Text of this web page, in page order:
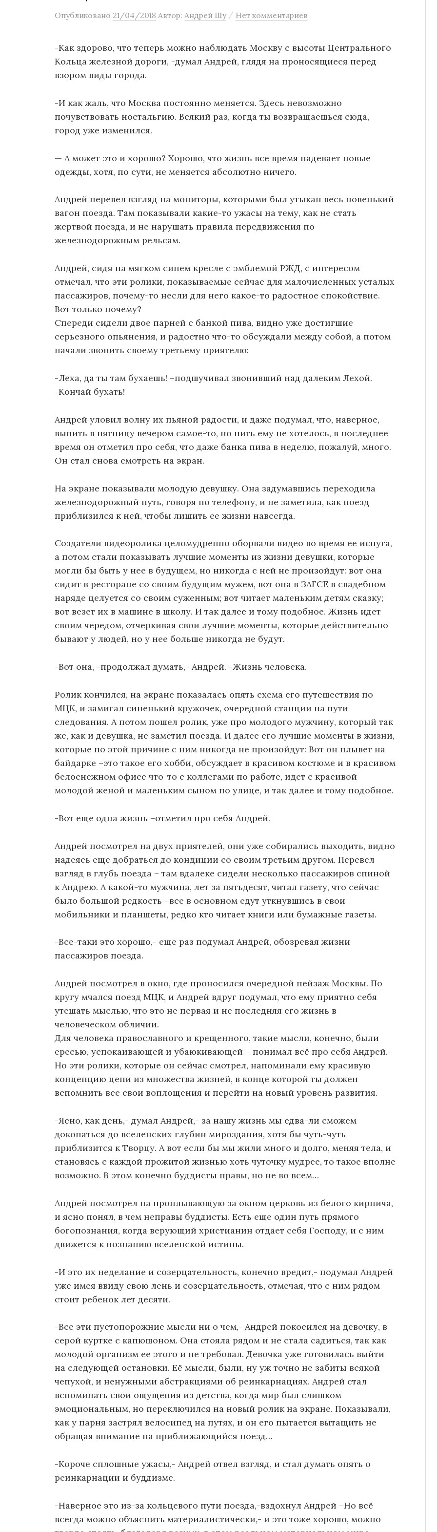
Опубликовано 21/04/2018 Автор: Андрей Шу / Нет комментариев
-Как здорово, что теперь можно наблюдать Москву с высоты Центрального
Кольца железной дороги, -думал Андрей, глядя на проносящиеся перед
взором виды города.
-И как жаль, что Москва постоянно меняется. Здесь невозможно
почувствовать ностальгию. Всякий раз, когда ты возвращаешься сюда,
город уже изменился.
— А может это и хорошо? Хорошо, что жизнь все время надевает новые
одежды, хотя, по сути, не меняется абсолютно ничего.
Андрей перевел взгляд на мониторы, которыми был утыкан весь новенький
вагон поезда. Там показывали какие-то ужасы на тему, как не стать
жертвой поезда, и не нарушать правила передвижения по
железнодорожным рельсам.
Андрей, сидя на мягком синем кресле с эмблемой РЖД, с интересом
отмечал, что эти ролики, показываемые сейчас для малочисленных усталых
пассажиров, почему-то несли для него какое-то радостное спокойствие.
Вот только почему?
Спереди сидели двое парней с банкой пива, видно уже достигшие
серьезного опьянения, и радостно что-то обсуждали между собой, а потом
начали звонить своему третьему приятелю:
-Леха, да ты там бухаешь! –подшучивал звонивший над далеким Лехой.
-Кончай бухать!
Андрей уловил волну их пьяной радости, и даже подумал, что, наверное,
выпить в пятницу вечером самое-то, но пить ему не хотелось, в последнее
время он отметил про себя, что даже банка пива в неделю, пожалуй, много.
Он стал снова смотреть на экран.
На экране показывали молодую девушку. Она задумавшись переходила
железнодорожный путь, говоря по телефону, и не заметила, как поезд
приблизился к ней, чтобы лишить ее жизни навсегда.
Создатели видеоролика целомудренно оборвали видео во время ее испуга,
а потом стали показывать лучшие моменты из жизни девушки, которые
могли бы быть у нее в будущем, но никогда с ней не произойдут: вот она
сидит в ресторане со своим будущим мужем, вот она в ЗАГСЕ в свадебном
наряде целуется со своим суженным; вот читает маленьким детям сказку;
вот везет их в машине в школу. И так далее и тому подобное. Жизнь идет
своим чередом, отчеркивая свои лучшие моменты, которые действительно
бывают у людей, но у нее больше никогда не будут.
-Вот она, -продолжал думать,- Андрей. -Жизнь человека.
Ролик кончился, на экране показалась опять схема его путешествия по
МЦК, и замигал синенький кружочек, очередной станции на пути
следования. А потом пошел ролик, уже про молодого мужчину, который так
же, как и девушка, не заметил поезда. И далее его лучшие моменты в жизни,
которые по этой причине с ним никогда не произойдут: Вот он плывет на
байдарке –это такое его хобби, обсуждает в красивом костюме и в красивом
белоснежном офисе что-то с коллегами по работе, идет с красивой
молодой женой и маленьким сыном по улице, и так далее и тому подобное.
-Вот еще одна жизнь –отметил про себя Андрей.
Андрей посмотрел на двух приятелей, они уже собирались выходить, видно
надеясь еще добраться до кондиции со своим третьим другом. Перевел
взгляд в глубь поезда – там вдалеке сидели несколько пассажиров спиной
к Андрею. А какой-то мужчина, лет за пятьдесят, читал газету, что сейчас
было большой редкость –все в основном едут уткнувшись в свои
мобильники и планшеты, редко кто читает книги или бумажные газеты.
-Все-таки это хорошо,- еще раз подумал Андрей, обозревая жизни
пассажиров поезда.
Андрей посмотрел в окно, где проносился очередной пейзаж Москвы. По
кругу мчался поезд МЦК, и Андрей вдруг подумал, что ему приятно себя
утешать мыслью, что это не первая и не последняя его жизнь в
человеческом обличии.
Для человека православного и крещенного, такие мысли, конечно, были
ересью, успокаивающей и убаюкивающей – понимал всё про себя Андрей.
Но эти ролики, которые он сейчас смотрел, напоминали ему красивую
концепцию цепи из множества жизней, в конце которой ты должен
вспомнить все свои воплощения и перейти на новый уровень развития.
-Ясно, как день,- думал Андрей,- за нашу жизнь мы едва-ли сможем
докопаться до вселенских глубин мироздания, хотя бы чуть-чуть
приблизится к Творцу. А вот если бы мы жили много и долго, меняя тела, и
становясь с каждой прожитой жизнью хоть чуточку мудрее, то такое вполне
возможно. В этом конечно буддисты правы, но не во всем…
Андрей посмотрел на проплывающую за окном церковь из белого кирпича,
и ясно понял, в чем неправы буддисты. Есть еще один путь прямого
богопознания, когда верующий христианин отдает себя Господу, и с ним
движется к познанию вселенской истины.
-И это их неделание и созерцательность, конечно вредит,- подумал Андрей
уже имея ввиду свою лень и созерцательность, отмечая, что с ним рядом
стоит ребенок лет десяти.
-Все эти пустопорожние мысли ни о чем,- Андрей покосился на девочку, в
серой куртке с капюшоном. Она стояла рядом и не стала садиться, так как
молодой организм ее этого и не требовал. Девочка уже готовилась выйти
на следующей остановки. Её мысли, были, ну уж точно не забиты всякой
чепухой, и ненужными абстракциями об реинкарнациях. Андрей стал
вспоминать свои ощущения из детства, когда мир был слишком
эмоциональным, но переключился на новый ролик на экране. Показывали,
как у парня застрял велосипед на путях, и он его пытается вытащить не
обращая внимание на приближающийся поезд…
-Короче сплошные ужасы,- Андрей отвел взгляд, и стал думать опять о
реинкарнации и буддизме.
-Наверное это из-за кольцевого пути поезда,-вздохнул Андрей –Но всё
всегда можно объяснить материалистически,- и это тоже хорошо, можно